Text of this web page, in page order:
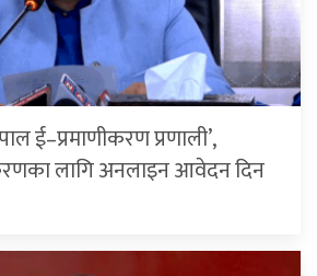
ई–प्रमाणीकरण प्रणाली’,
लागि अनलाइन आवेदन दिन